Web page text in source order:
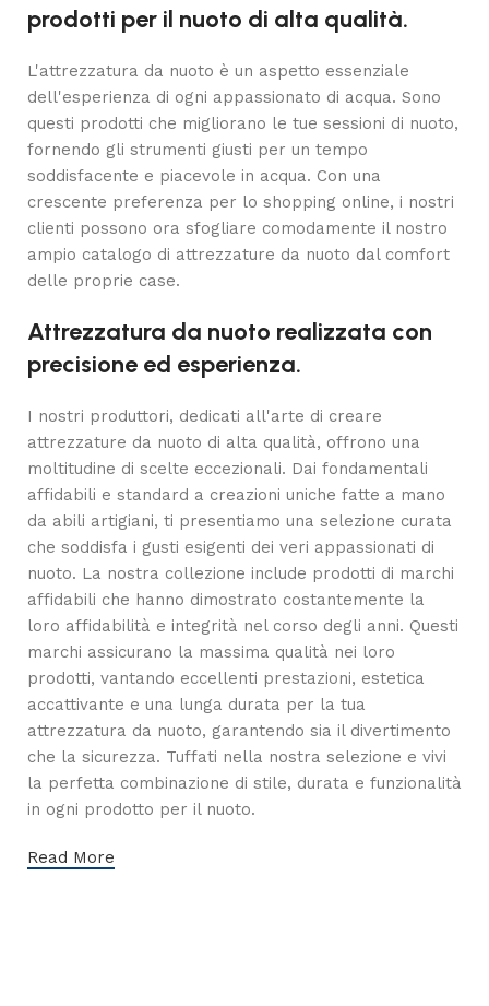
prodotti per il nuoto di alta qualità.
L'attrezzatura da nuoto è un aspetto essenziale
dell'esperienza di ogni appassionato di acqua. Sono
questi prodotti che migliorano le tue sessioni di nuoto,
fornendo gli strumenti giusti per un tempo
soddisfacente e piacevole in acqua. Con una
crescente preferenza per lo shopping online, i nostri
clienti possono ora sfogliare comodamente il nostro
ampio catalogo di attrezzature da nuoto dal comfort
delle proprie case.
Attrezzatura da nuoto realizzata con
precisione ed esperienza.
I nostri produttori, dedicati all'arte di creare
attrezzature da nuoto di alta qualità, offrono una
moltitudine di scelte eccezionali. Dai fondamentali
affidabili e standard a creazioni uniche fatte a mano
da abili artigiani, ti presentiamo una selezione curata
che soddisfa i gusti esigenti dei veri appassionati di
nuoto. La nostra collezione include prodotti di marchi
affidabili che hanno dimostrato costantemente la
loro affidabilità e integrità nel corso degli anni. Questi
marchi assicurano la massima qualità nei loro
prodotti, vantando eccellenti prestazioni, estetica
accattivante e una lunga durata per la tua
attrezzatura da nuoto, garantendo sia il divertimento
che la sicurezza. Tuffati nella nostra selezione e vivi
la perfetta combinazione di stile, durata e funzionalità
in ogni prodotto per il nuoto.
Read More